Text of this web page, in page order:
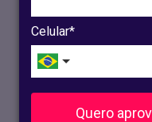
Celular*
Quero